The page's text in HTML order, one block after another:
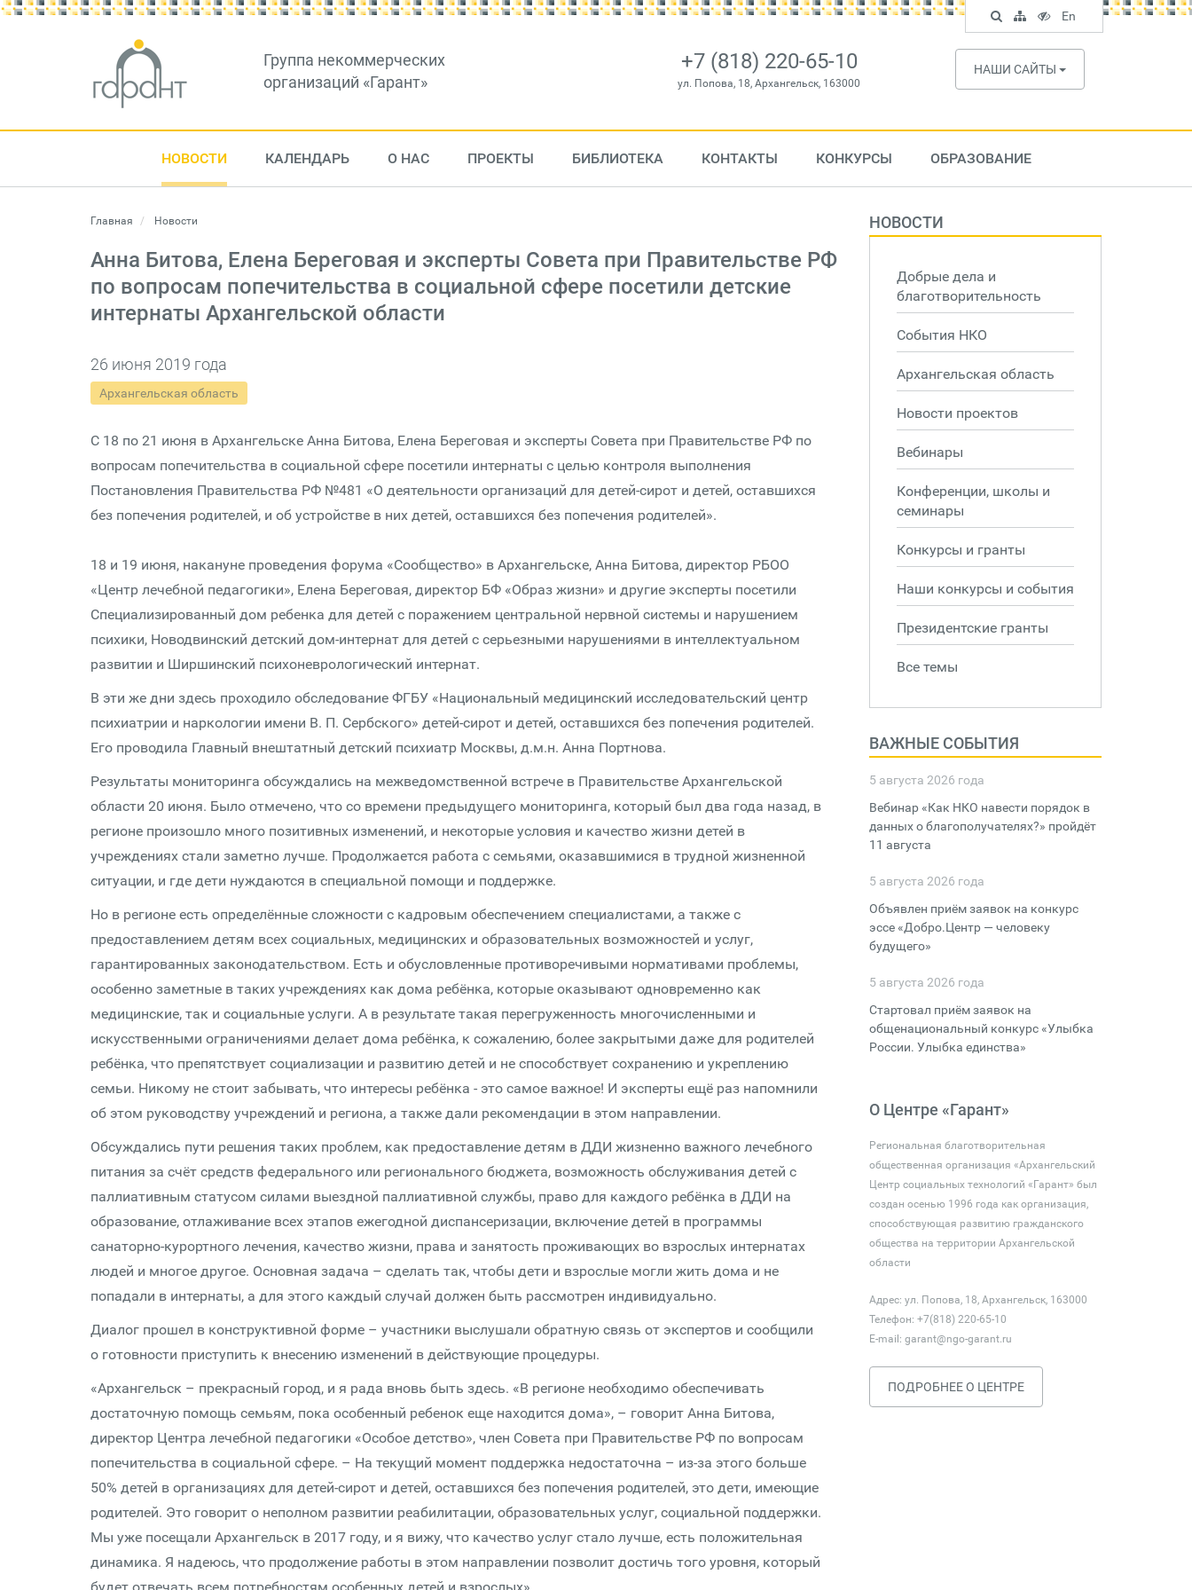
Группа некоммерческих
организаций «Гарант»
+7 (818) 220-65-10
ул. Попова, 18, Архангельск, 163000
НАШИ САЙТЫ
НОВОСТИ КАЛЕНДАРЬ О НАС ПРОЕКТЫ БИБЛИОТЕКА КОНТАКТЫ КОНКУРСЫ ОБРАЗОВАНИЕ
Главная Новости
Анна Битова, Елена Береговая и эксперты Совета при Правительстве РФ
по вопросам попечительства в социальной сфере посетили детские
интернаты Архангельской области
26 июня 2019 года
Архангельская область
С 18 по 21 июня в Архангельске Анна Битова, Елена Береговая и эксперты Совета при Правительстве РФ по
вопросам попечительства в социальной сфере посетили интернаты с целью контроля выполнения
Постановления Правительства РФ №481 «О деятельности организаций для детей-сирот и детей, оставшихся
без попечения родителей, и об устройстве в них детей, оставшихся без попечения родителей».
18 и 19 июня, накануне проведения форума «Сообщество» в Архангельске, Анна Битова, директор РБОО
«Центр лечебной педагогики», Елена Береговая, директор БФ «Образ жизни» и другие эксперты посетили
Специализированный дом ребенка для детей с поражением центральной нервной системы и нарушением
психики, Новодвинский детский дом-интернат для детей с серьезными нарушениями в интеллектуальном
развитии и Ширшинский психоневрологический интернат.
В эти же дни здесь проходило обследование ФГБУ «Национальный медицинский исследовательский центр
психиатрии и наркологии имени В. П. Сербского» детей-сирот и детей, оставшихся без попечения родителей.
Его проводила Главный внештатный детский психиатр Москвы, д.м.н. Анна Портнова.
Результаты мониторинга обсуждались на межведомственной встрече в Правительстве Архангельской
области 20 июня. Было отмечено, что со времени предыдущего мониторинга, который был два года назад, в
регионе произошло много позитивных изменений, и некоторые условия и качество жизни детей в
учреждениях стали заметно лучше. Продолжается работа с семьями, оказавшимися в трудной жизненной
ситуации, и где дети нуждаются в специальной помощи и поддержке.
Но в регионе есть определённые сложности с кадровым обеспечением специалистами, а также с
предоставлением детям всех социальных, медицинских и образовательных возможностей и услуг,
гарантированных законодательством. Есть и обусловленные противоречивыми нормативами проблемы,
особенно заметные в таких учреждениях как дома ребёнка, которые оказывают одновременно как
медицинские, так и социальные услуги. А в результате такая перегруженность многочисленными и
искусственными ограничениями делает дома ребёнка, к сожалению, более закрытыми даже для родителей
ребёнка, что препятствует социализации и развитию детей и не способствует сохранению и укреплению
семьи. Никому не стоит забывать, что интересы ребёнка - это самое важное! И эксперты ещё раз напомнили
об этом руководству учреждений и региона, а также дали рекомендации в этом направлении.
Обсуждались пути решения таких проблем, как предоставление детям в ДДИ жизненно важного лечебного
питания за счёт средств федерального или регионального бюджета, возможность обслуживания детей с
паллиативным статусом силами выездной паллиативной службы, право для каждого ребёнка в ДДИ на
образование, отлаживание всех этапов ежегодной диспансеризации, включение детей в программы
санаторно-курортного лечения, качество жизни, права и занятость проживающих во взрослых интернатах
людей и многое другое. Основная задача – сделать так, чтобы дети и взрослые могли жить дома и не
попадали в интернаты, а для этого каждый случай должен быть рассмотрен индивидуально.
Диалог прошел в конструктивной форме – участники выслушали обратную связь от экспертов и сообщили
о готовности приступить к внесению изменений в действующие процедуры.
«Архангельск – прекрасный город, и я рада вновь быть здесь. «В регионе необходимо обеспечивать
достаточную помощь семьям, пока особенный ребенок еще находится дома», – говорит Анна Битова,
директор Центра лечебной педагогики «Особое детство», член Совета при Правительстве РФ по вопросам
попечительства в социальной сфере. – На текущий момент поддержка недостаточна – из-за этого больше
50% детей в организациях для детей-сирот и детей, оставшихся без попечения родителей, это дети, имеющие
родителей. Это говорит о неполном развитии реабилитации, образовательных услуг, социальной поддержки.
Мы уже посещали Архангельск в 2017 году, и я вижу, что качество услуг стало лучше, есть положительная
динамика. Я надеюсь, что продолжение работы в этом направлении позволит достичь того уровня, который
НОВОСТИ
Добрые дела и
благотворительность
События НКО
Архангельская область
Новости проектов
Вебинары
Конференции, школы и
семинары
Конкурсы и гранты
Наши конкурсы и события
Президентские гранты
Все темы
ВАЖНЫЕ СОБЫТИЯ
5 августа 2026 года
Вебинар «Как НКО навести порядок в
данных о благополучателях?» пройдёт
11 августа
5 августа 2026 года
Объявлен приём заявок на конкурс
эссе «Добро.Центр — человеку
будущего»
5 августа 2026 года
Стартовал приём заявок на
общенациональный конкурс «Улыбка
России. Улыбка единства»
О Центре «Гарант»
Региональная благотворительная
общественная организация «Архангельский
Центр социальных технологий «Гарант» был
создан осенью 1996 года как организация,
способствующая развитию гражданского
общества на территории Архангельской
области
Адрес: ул. Попова, 18, Архангельск, 163000
Телефон: +7(818) 220-65-10
E-mail: garant@ngo-garant.ru
ПОДРОБНЕЕ О ЦЕНТРЕ
Поиск
по
сайту
Карта
сайта
Версия
для
слабовидящих
En
English